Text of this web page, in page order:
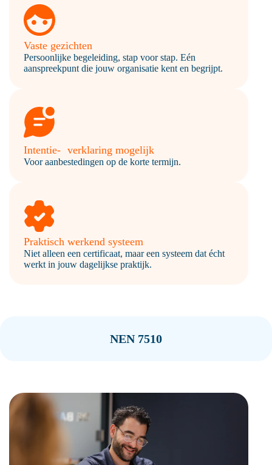
Vaste gezichten
Persoonlijke begeleiding, stap voor stap. Eén
aanspreekpunt die jouw organisatie kent en begrijpt.
Intentie- verklaring mogelijk
Voor aanbestedingen op de korte termijn.
Praktisch werkend systeem
Niet alleen een certificaat, maar een systeem dat écht
werkt in jouw dagelijkse praktijk.
NEN 7510